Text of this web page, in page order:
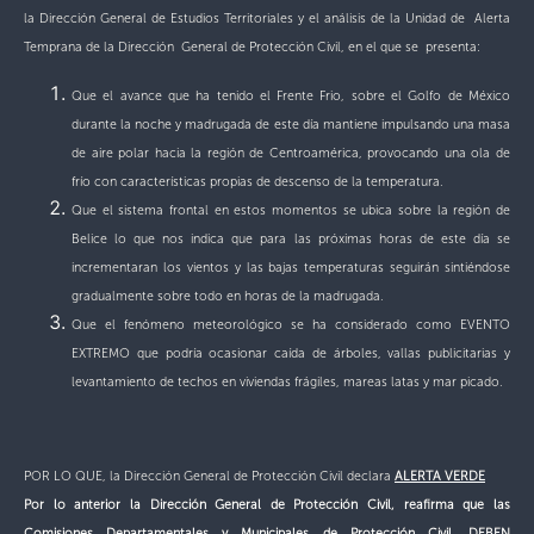
la Dirección General de Estudios Territoriales y el análisis de la Unidad de Alerta
Temprana de la Dirección General de Protección Civil, en el que se presenta:
Que el avance que ha tenido el Frente Frio, sobre el Golfo de México
durante la noche y madrugada de este día mantiene impulsando una masa
de aire polar hacia la región de Centroamérica, provocando una ola de
frío con características propias de descenso de la temperatura.
Que el sistema frontal en estos momentos se ubica sobre la región de
Belice lo que nos indica que para las próximas horas de este día se
incrementaran los vientos y las bajas temperaturas seguirán sintiéndose
gradualmente sobre todo en horas de la madrugada.
Que el fenómeno meteorológico se ha considerado como EVENTO
EXTREMO que podría ocasionar caída de árboles, vallas publicitarias y
levantamiento de techos en viviendas frágiles, mareas latas y mar picado.
POR LO QUE, la Dirección General de Protección Civil declara ALERTA VERDE
Por lo anterior la Dirección General de Protección Civil, reafirma que las